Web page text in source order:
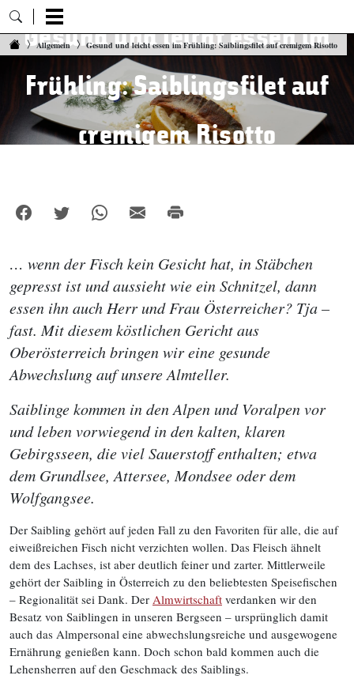
Zum Inhalt springen
Allgemein Gesund und leicht essen im Frühling: Saiblingsfilet auf cremigem Risotto
Gesund und leicht essen im
Frühling: Saiblingsfilet auf
cremigem Risotto
… wenn der Fisch kein Gesicht hat, in Stäbchen
gepresst ist und aussieht wie ein Schnitzel, dann
essen ihn auch Herr und Frau Österreicher? Tja –
fast. Mit diesem köstlichen Gericht aus
Oberösterreich bringen wir eine gesunde
Abwechslung auf unsere Almteller.
Saiblinge kommen in den Alpen und Voralpen vor
und leben vorwiegend in den kalten, klaren
Gebirgsseen, die viel Sauerstoff enthalten; etwa
dem Grundlsee, Attersee, Mondsee oder dem
Wolfgangsee.
Der Saibling gehört auf jeden Fall zu den Favoriten für alle, die auf
eiweißreichen Fisch nicht verzichten wollen. Das Fleisch ähnelt
dem des Lachses, ist aber deutlich feiner und zarter. Mittlerweile
gehört der Saibling in Österreich zu den beliebtesten Speisefischen
– Regionalität sei Dank. Der Almwirtschaft verdanken wir den
Besatz von Saiblingen in unseren Bergseen – ursprünglich damit
auch das Almpersonal eine abwechslungsreiche und ausgewogene
Ernährung genießen kann. Doch schon bald kommen auch die
Lehensherren auf den Geschmack des Saiblings.